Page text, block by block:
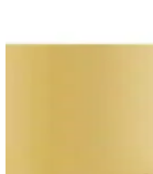
Seİs Tablo ve Trade Ays
NT Handmade Siyah
NT Handmade Siyah Ahşap
Çiftler İçin Duvar
Çiftlerin farklı dekorasyon